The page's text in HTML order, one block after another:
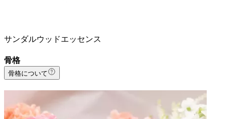
サンダルウッドエッセンス
骨格
骨格について